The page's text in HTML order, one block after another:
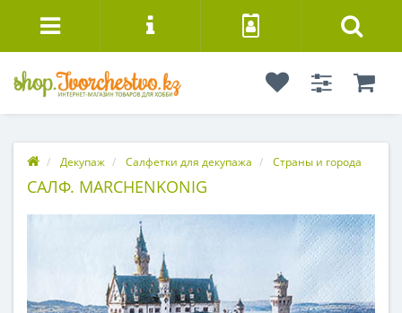
Декупаж Салфетки для декупажа Страны и города
САЛФ. MARCHENKONIG